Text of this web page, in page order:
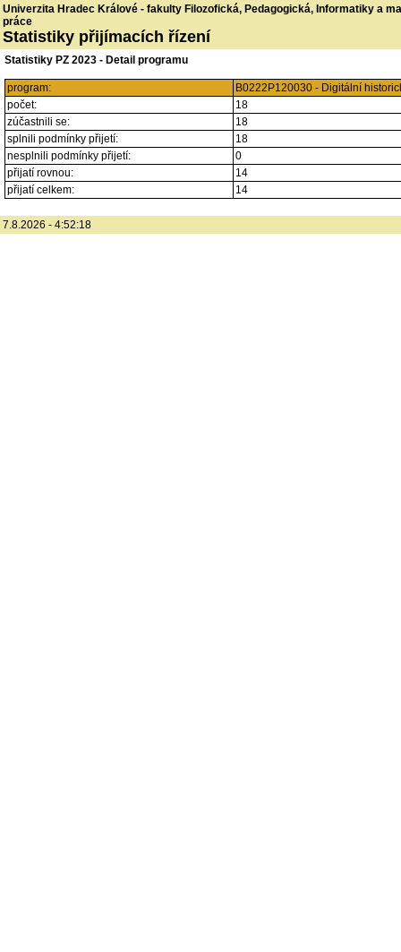
Univerzita Hradec Králové - fakulty Filozofická, Pedagogická, Informatiky a
práce
Statistiky přijímacích řízení
Statistiky PZ 2023 - Detail programu
program:
B0222P120030 - Digitální
počet:
18
zúčastnili se:
18
splnili podmínky přijetí:
18
nesplnili podmínky přijetí:
0
přijatí rovnou:
14
přijatí celkem:
14
7.8.2026 - 4:52:18